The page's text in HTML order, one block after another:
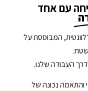
עם אחד
המבוססת על
העבודה שלנו.
והתאמה נכונה של